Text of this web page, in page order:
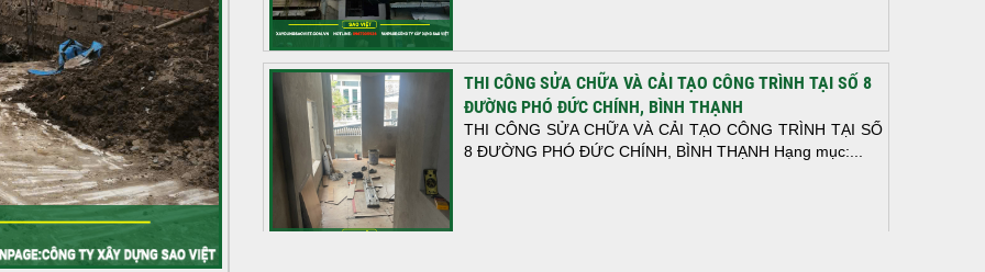
THI CÔNG SỬA CHỮA VÀ CẢI TẠO CÔNG TRÌNH TẠI SỐ 8
ĐƯỜNG PHÓ ĐỨC CHÍNH, BÌNH THẠNH
THI CÔNG SỬA CHỮA VÀ CẢI TẠO CÔNG TRÌNH TẠI SỐ
8 ĐƯỜNG PHÓ ĐỨC CHÍNH, BÌNH THẠNH Hạng mục:...